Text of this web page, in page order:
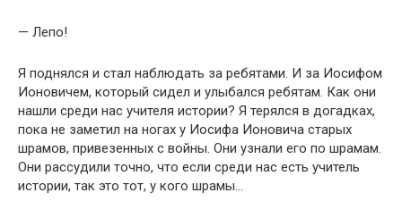
— Лепо!
Я поднялся и стал наблюдать за ребятами. И за Иосифом
Ионовичем, который сидел и улыбался ребятам. Как они
нашли среди нас учителя истории? Я терялся в догадках,
пока не заметил на ногах у Иосифа Ионовича старых
шрамов, привезенных с войны. Они узнали его по шрамам.
Они рассудили точно, что если среди нас есть учитель
истории, так это тот, у кого шрамы…